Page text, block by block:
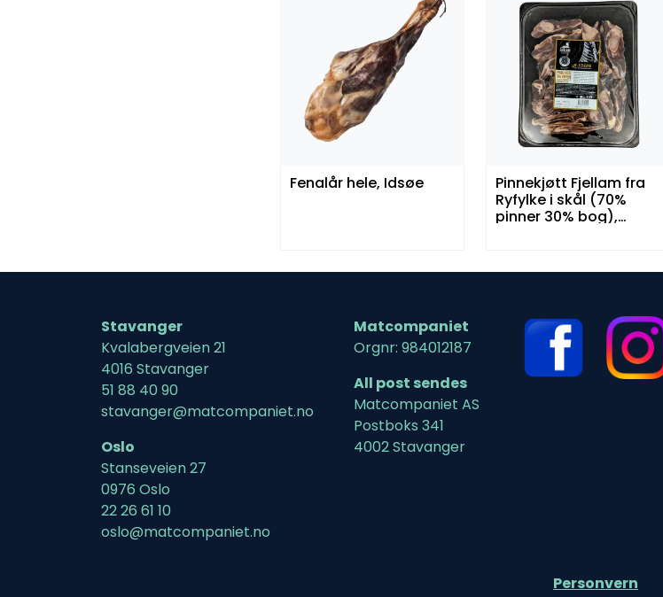
Fenalår hele, Idsøe
Pinnekjøtt Fjellam fra
Ryfylke i skål (70%
pinner 30% bog),
Stavanger
Kvalabergveien 21
4016 Stavanger
51 88 40 90
stavanger@matcompaniet.no
Oslo
Stanseveien 27
0976 Oslo
22 26 61 10
oslo@matcompaniet.no
Matcompaniet
Orgnr: 984012187
All post sendes
Matcompaniet AS
Postboks 341
4002 Stavanger
Personvern